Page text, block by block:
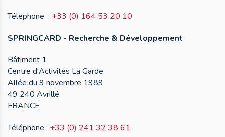
Télephone : +33 (0) 164 53 20 10
SPRINGCARD - Recherche & Développement
Bâtiment 1
Centre d'Activités La Garde
Allée du 9 novembre 1989
49 240 Avrillé
FRANCE
Téléphone : +33 (0) 241 32 38 61